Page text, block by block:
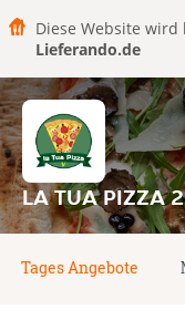
Diese Website
Lieferando.de
LA TUA PIZZA
Tages Angebote